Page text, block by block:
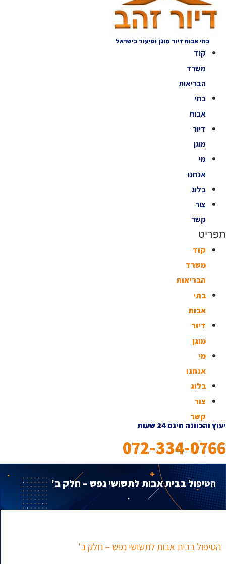
בתי אבות דיור מוגן וסיעוד בישראל
קוד
משרד
הבריאות
בתי
אבות
דיור
מוגן
מי
אנחנו
בלוג
צור
קשר
תפריט
קוד
משרד
הבריאות
בתי
אבות
דיור
מוגן
מי
אנחנו
בלוג
צור
קשר
יעוץ והכוונה חינם 24 שעות
072-334-0766
הטיפול בבית אבות לתשושי נפש – חלק ב'
הטיפול בבית אבות לתשושי נפש – חלק ב'